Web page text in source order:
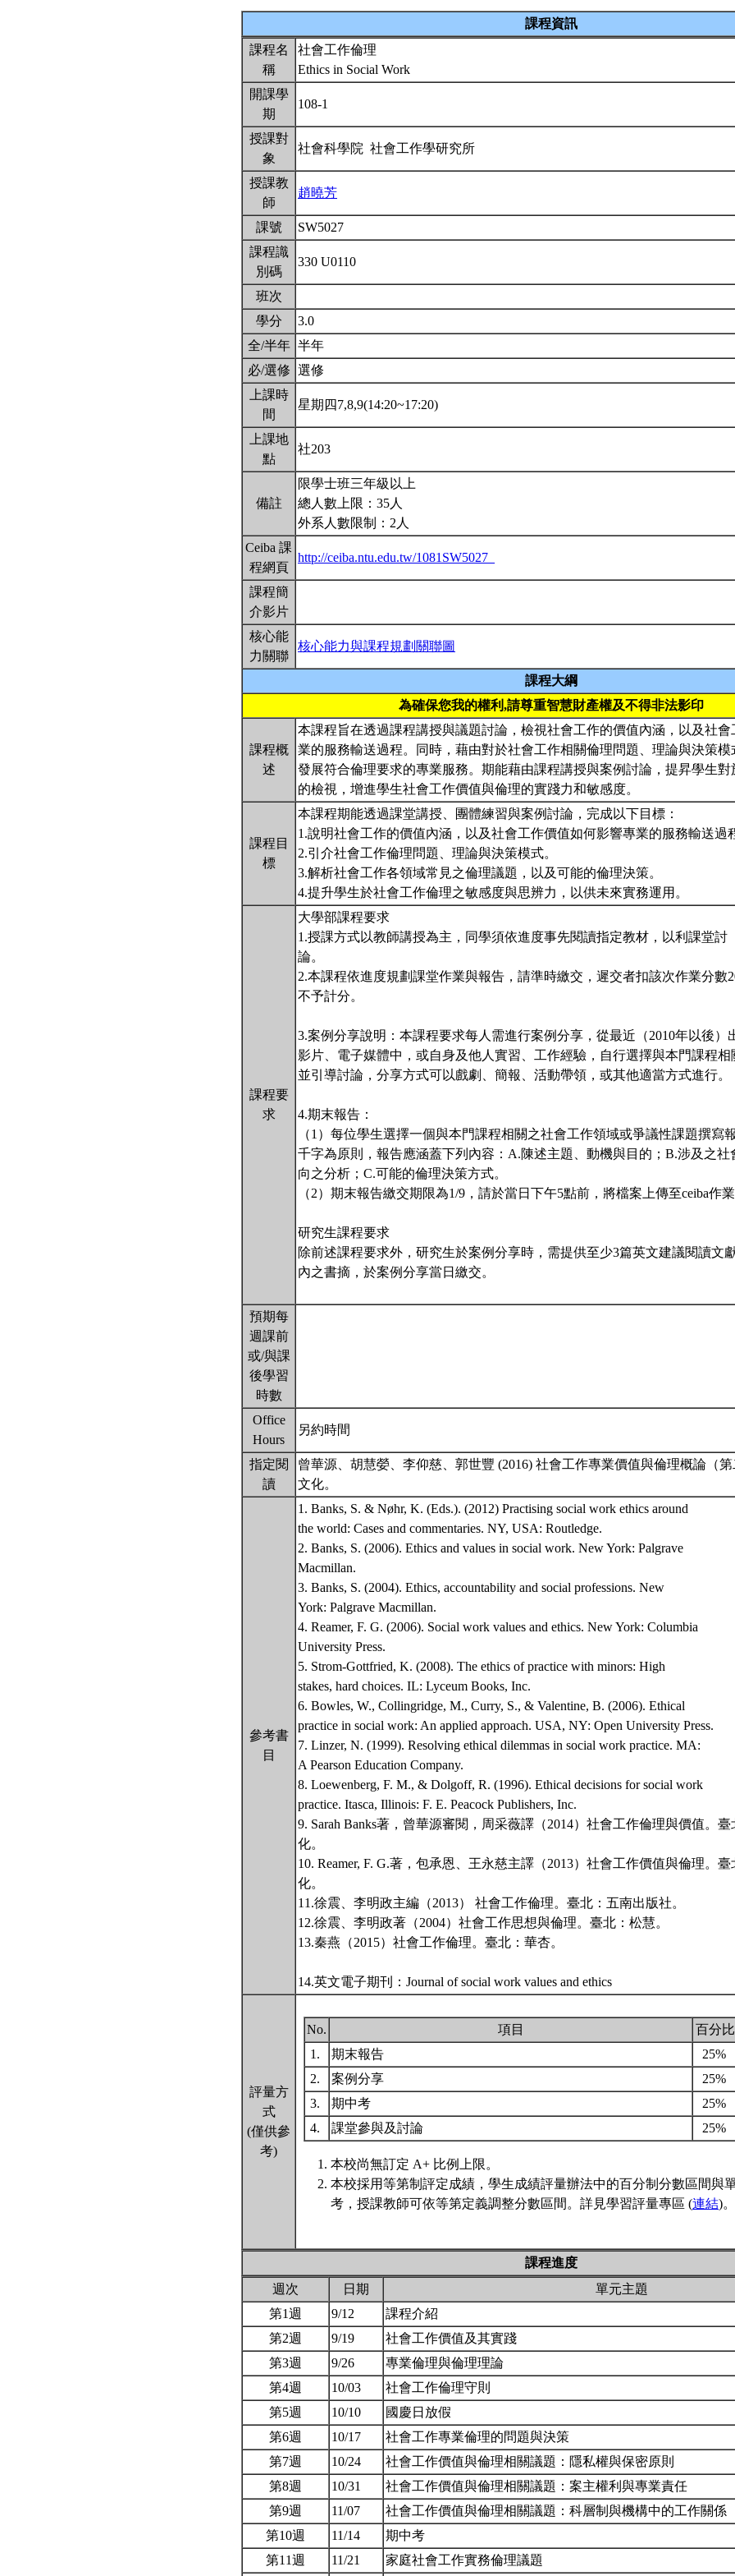
課程資訊
課程名
稱
社會工作倫理
Ethics in Social Work
開課學
期
108-1
授課對
象
社會科學院 社會工作學研究所
授課教
師
趙曉芳
課號
SW5027
課程識
別碼
330 U0110
班次
學分
3.0
全/半年 半年
必/選修 選修
上課時
間
星期四7,8,9(14:20~17:20)
上課地
點
社203
備註
限學士班三年級以上
總人數上限：35人
外系人數限制：2人
Ceiba 課
程網頁
http://ceiba.ntu.edu.tw/1081SW5027_
課程簡
介影片
核心能
力關聯
核心能力與課程規劃關聯圖
課程大綱
為確保您我的權利,請尊重智慧財產權及不得非法影印
課程概
述
本課程旨在透過課程講授與議題討論，檢視社會工作的價值內涵，以及社
業的服務輸送過程。同時，藉由對於社會工作相關倫理問題、理論與決策
發展符合倫理要求的專業服務。期能藉由課程講授與案例討論，提昇學生
的檢視，增進學生社會工作價值與倫理的實踐力和敏感度。
課程目
標
本課程期能透過課堂講授、團體練習與案例討論，完成以下目標：
1.說明社會工作的價值內涵，以及社會工作價值如何影響專業的服務輸送過
2.引介社會工作倫理問題、理論與決策模式。
3.解析社會工作各領域常見之倫理議題，以及可能的倫理決策。
4.提升學生於社會工作倫理之敏感度與思辨力，以供未來實務運用。
課程要
求
大學部課程要求
1.授課方式以教師講授為主，同學須依進度事先閱讀指定教材，以利課堂討
論。
2.本課程依進度規劃課堂作業與報告，請準時繳交，遲交者扣該次作業分數
不予計分。
3.案例分享說明：本課程要求每人需進行案例分享，從最近（2010年以後）
影片、電子媒體中，或自身及他人實習、工作經驗，自行選擇與本門課程相
並引導討論，分享方式可以戲劇、簡報、活動帶領，或其他適當方式進行。
4.期末報告：
（1）每位學生選擇一個與本門課程相關之社會工作領域或爭議性課題撰寫
千字為原則，報告應涵蓋下列內容：A.陳述主題、動機與目的；B.涉及之社
向之分析；C.可能的倫理決策方式。
（2）期末報告繳交期限為1/9，請於當日下午5點前，將檔案上傳至ceiba作業
研究生課程要求
除前述課程要求外，研究生於案例分享時，需提供至少3篇英文建議閱讀文
內之書摘，於案例分享當日繳交。
預期每
週課前
或/與課
後學習
時數
Office
Hours
另約時間
指定閱
讀
曾華源、胡慧嫈、李仰慈、郭世豐 (2016) 社會工作專業價值與倫理概論（
文化。
參考書
目
1. Banks, S. & Nøhr, K. (Eds.). (2012) Practising social work ethics around
the world: Cases and commentaries. NY, USA: Routledge.
2. Banks, S. (2006). Ethics and values in social work. New York: Palgrave
Macmillan.
3. Banks, S. (2004). Ethics, accountability and social professions. New
York: Palgrave Macmillan.
4. Reamer, F. G. (2006). Social work values and ethics. New York: Columbia
University Press.
5. Strom-Gottfried, K. (2008). The ethics of practice with minors: High
stakes, hard choices. IL: Lyceum Books, Inc.
6. Bowles, W., Collingridge, M., Curry, S., & Valentine, B. (2006). Ethical
practice in social work: An applied approach. USA, NY: Open University Press.
7. Linzer, N. (1999). Resolving ethical dilemmas in social work practice. MA:
A Pearson Education Company.
8. Loewenberg, F. M., & Dolgoff, R. (1996). Ethical decisions for social work
practice. Itasca, Illinois: F. E. Peacock Publishers, Inc.
9. Sarah Banks著，曾華源審閱，周采薇譯（2014）社會工作倫理與價值。
化。
10. Reamer, F. G.著，包承恩、王永慈主譯（2013）社會工作價值與倫理。
化。
11.徐震、李明政主編（2013） 社會工作倫理。臺北：五南出版社。
12.徐震、李明政著（2004）社會工作思想與倫理。臺北：松慧。
13.秦燕（2015）社會工作倫理。臺北：華杏。
14.英文電子期刊：Journal of social work values and ethics
評量方
式
(僅供參
考)
No. 項目 百分比
1.
期末報告
25%
2.
案例分享
25%
3.
期中考
25%
4.
課堂參與及討論 25%
本校尚無訂定 A+ 比例上限。
本校採用等第制評定成績，學生成績評量辦法中的百分制分數區間與
考，授課教師可依等第定義調整分數區間。詳見學習評量專區 (連結)。
課程進度
週次
日期
單元主題
第1週
9/12
課程介紹
第2週
9/19
社會工作價值及其實踐
第3週
9/26
專業倫理與倫理理論
第4週
10/03
社會工作倫理守則
第5週
10/10
國慶日放假
第6週
10/17
社會工作專業倫理的問題與決策
第7週
10/24
社會工作價值與倫理相關議題：隱私權與保密原則
第8週
10/31
社會工作價值與倫理相關議題：案主權利與專業責任
第9週
11/07
社會工作價值與倫理相關議題：科層制與機構中的工作關係
第10週
11/14
期中考
第11週
11/21 家庭社會工作實務倫理議題